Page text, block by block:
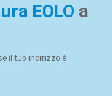
EOLO a
il tuo indirizzo è